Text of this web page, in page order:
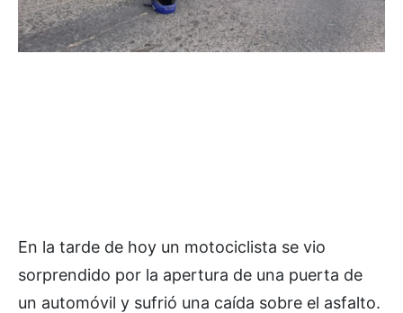
En la tarde de hoy un motociclista se vio
sorprendido por la apertura de una puerta de
un automóvil y sufrió una caída sobre el asfalto.